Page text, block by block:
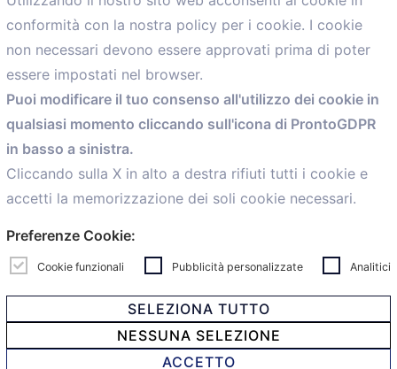
Menù
Home
Servizi
Convenzioni
Voce delle Nostre aziende
Informazioni Ex L. 124/2017
News
personalCaf
© 2021 Confartigianato Imprese Mandamento Bologna -
conformità con la nostra policy per i cookie. I cookie
non necessari devono essere approvati prima di poter
essere impostati nel browser.
Puoi modificare il tuo consenso all'utilizzo dei cookie in
qualsiasi momento cliccando sull'icona di ProntoGDPR
in basso a sinistra.
Cliccando sulla X in alto a destra rifiuti tutti i cookie e
accetti la memorizzazione dei soli cookie necessari.
Preferenze Cookie:
Cookie funzionali Pubblicità personalizzate Analitici
SELEZIONA TUTTO
NESSUNA SELEZIONE
ACCETTO